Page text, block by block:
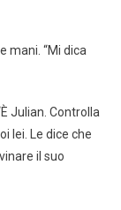
mani. “Mi dica
Julian. Controlla
lei. Le dice che
il suo